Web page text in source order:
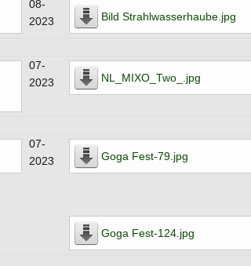
08-
2023
Bild Strahlwasserhaube.jpg
07-
2023
NL_MIXO_Two_.jpg
07-
2023
Goga Fest-79.jpg
Goga Fest-124.jpg